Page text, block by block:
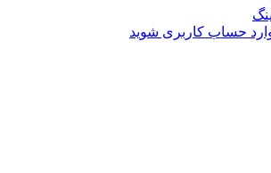
حساب کاربری شوید